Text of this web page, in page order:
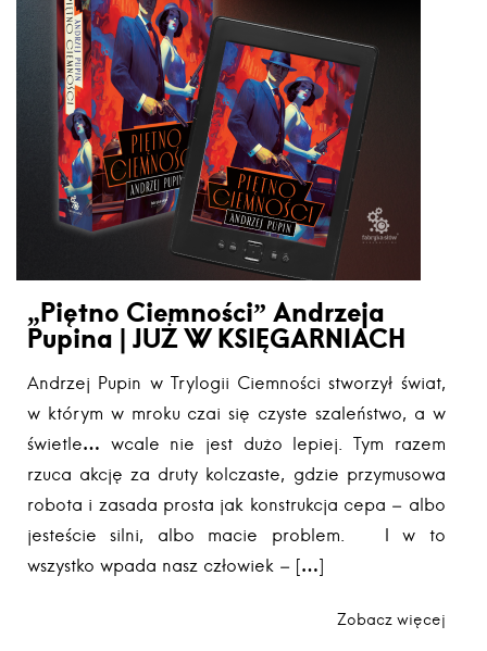
„Piętno Ciemności” Andrzeja
Pupina | JUŻ W KSIĘGARNIACH
Andrzej Pupin w Trylogii Ciemności stworzył świat,
w którym w mroku czai się czyste szaleństwo, a w
świetle… wcale nie jest dużo lepiej. Tym razem
rzuca akcję za druty kolczaste, gdzie przymusowa
robota i zasada prosta jak konstrukcja cepa – albo
jesteście silni, albo macie problem. I w to
wszystko wpada nasz człowiek – […]
Zobacz więcej